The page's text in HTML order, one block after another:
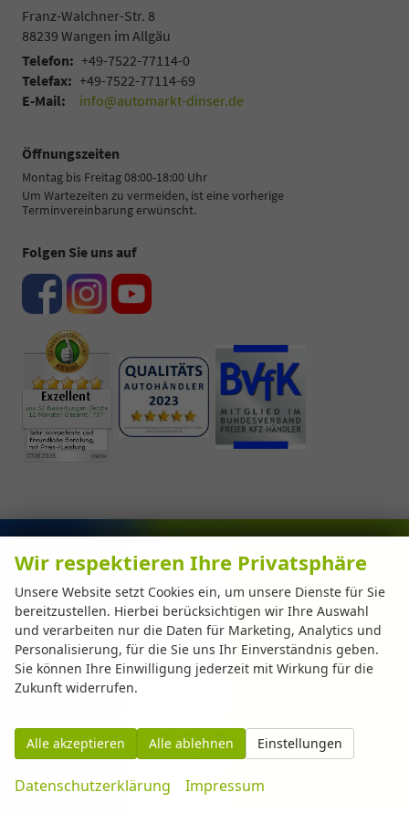
Franz-Walchner-Str. 8
88239 Wangen im Allgäu
Telefon: +49-7522-77114-0
Telefax: +49-7522-77114-69
E-Mail:
info@automarkt-dinser.de
Öffnungszeiten
Montag bis Freitag 08:00-18:00 Uhr
Um Wartezeiten zu vermeiden, ist eine vorherige
Terminvereinbarung erwünscht.
Folgen Sie uns auf
Automarken
Abarth EU Neuwagen
Cupra EU Neuwagen
Fiat EU Neuwagen
Ford EU Neuwagen
Opel EU Neuwagen
Seat EU Neuwagen
Skoda EU Neuwagen
Suzuki EU Neuwagen
Wir respektieren Ihre Privatsphäre
Unsere Website setzt Cookies ein, um unsere Dienste für Sie
bereitzustellen. Hierbei berücksichtigen wir Ihre Auswahl
und verarbeiten nur die Daten für Marketing, Analytics und
Personalisierung, für die Sie uns Ihr Einverständnis geben.
Sie können Ihre Einwilligung jederzeit mit Wirkung für die
Zukunft widerrufen.
Alle akzeptieren Alle ablehnen Einstellungen
Datenschutzerklärung Impressum